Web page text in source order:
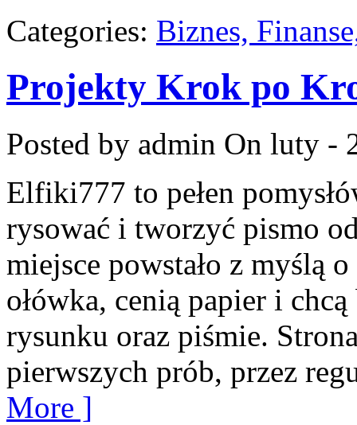
Categories: Biznes,
Projekty Krok po
Posted by admin On luty -
Elfiki777 to pełen
rysować i tworzyć pismo
miejsce powstało z myślą
ołówka, cenią papier i
rysunku oraz piśmie.
pierwszych prób, przez
More ]